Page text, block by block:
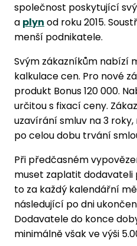
společnost poskytující
a plyn od roku 2015.
menší podnikatele.
Svým zákazníkům nabízí
kalkulace cen. Pro nové
produkt Bonus 120 000.
určitou s fixací ceny.
uzavírání smluv na 3
po celou dobu trvání
Při předčasném
muset zaplatit dodavateli
to za každý kalendářní
následující po dni
Dodavatele do konce
minimálně však ve výši